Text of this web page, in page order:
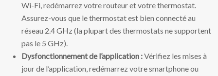
Wi-Fi, redémarrez votre routeur et votre thermostat.
Assurez-vous que le thermostat est bien connecté au
réseau 2.4 GHz (la plupart des thermostats ne supportent
pas le 5 GHz).
Dysfonctionnement de l’application :Vérifiez les mises à
jour de l’application, redémarrez votre smartphone ou